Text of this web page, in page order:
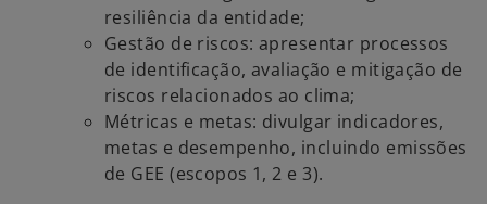
resiliência da entidade;
Gestão de riscos: apresentar processos
de identificação, avaliação e mitigação de
riscos relacionados ao clima;
Métricas e metas: divulgar indicadores,
metas e desempenho, incluindo emissões
de GEE (escopos 1, 2 e 3).